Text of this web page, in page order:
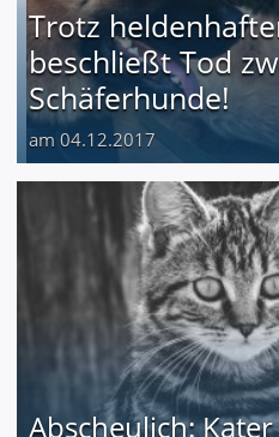
Trotz
beschließt Tod
Schäferhunde!
am 04.12.2017
Abscheulich: